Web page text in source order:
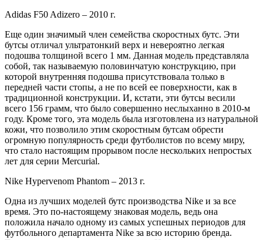
Adidas F50 Adizero – 2010 г.
Еще один значимый член семейства скоростных бутс. Эти
бутсы отличал ультратонкий верх и невероятно легкая
подошва толщиной всего 1 мм. Данная модель представляла
собой, так называемую половинчатую конструкцию, при
которой внутренняя подошва присутствовала только в
передней части стопы, а не по всей ее поверхности, как в
традиционной конструкции. И, кстати, эти бутсы весили
всего 156 грамм, что было совершенно неслыханно в 2010-м
году. Кроме того, эта модель была изготовлена из натуральной
кожи, что позволило этим скоростным бутсам обрести
огромную популярность среди футболистов по всему миру,
что стало настоящим прорывом после нескольких непростых
лет для серии Mercurial.
Nike Hypervenom Phantom – 2013 г.
Одна из лучших моделей бутс производства Nike и за все
время. Это по-настоящему знаковая модель, ведь она
положила начало одному из самых успешных периодов для
футбольного департамента Nike за всю историю бренда.